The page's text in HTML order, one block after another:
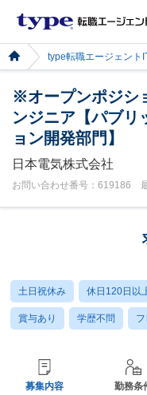
type転職エージェント
※オープンポジシ
ンジニア【パブリ
ョン開発部門】
日本電気株式会社
お問い合わせ番号：619186
土日祝休み 休日120日以
賞与あり 学歴不問
募集内容 勤務条